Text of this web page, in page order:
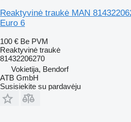
Reaktyvinė traukė MAN
Euro 6
100 € Be PVM
Reaktyvinė traukė
81432206270
Vokietija, Bendorf
ATB GmbH
Susisiekite su pardavėju